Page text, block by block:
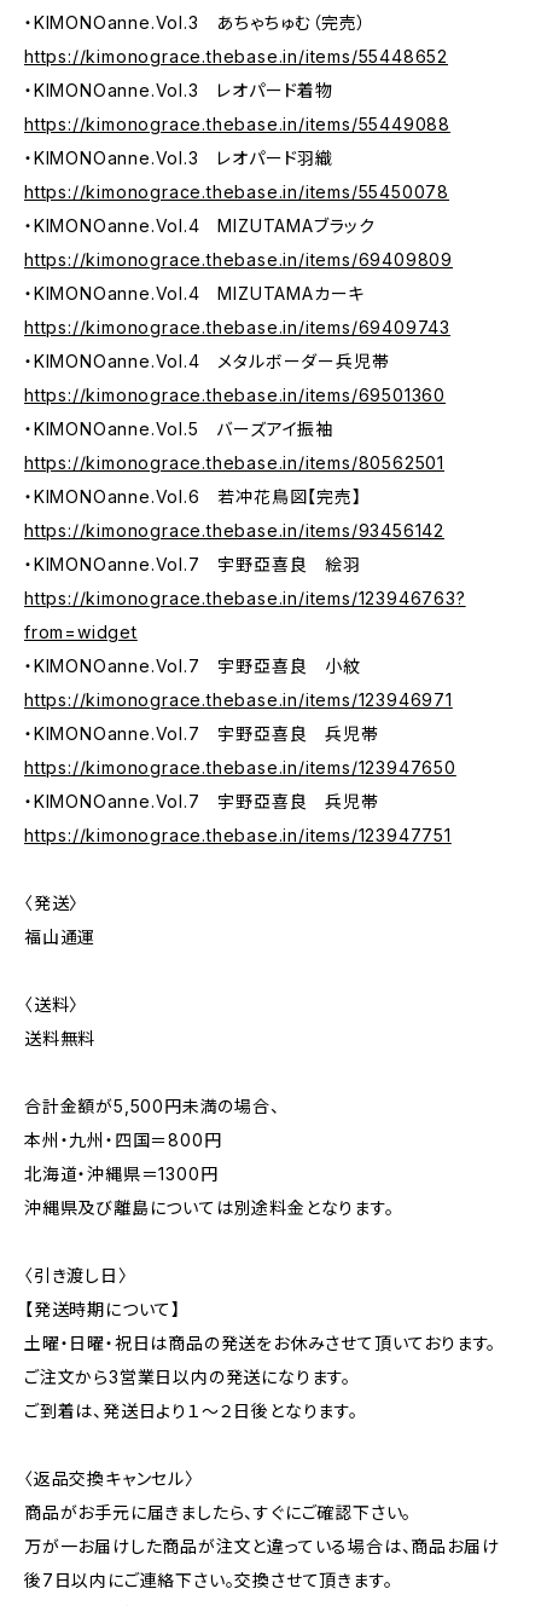
・KIMONOanne.Vol.3 あちゃちゅむ（完売）
https://kimonograce.thebase.in/items/55448652
・KIMONOanne.Vol.3 レオパード着物
https://kimonograce.thebase.in/items/55449088
・KIMONOanne.Vol.3 レオパード羽織
https://kimonograce.thebase.in/items/55450078
・KIMONOanne.Vol.4 MIZUTAMAブラック
https://kimonograce.thebase.in/items/69409809
・KIMONOanne.Vol.4 MIZUTAMAカーキ
https://kimonograce.thebase.in/items/69409743
・KIMONOanne.Vol.4 メタルボーダー兵児帯
https://kimonograce.thebase.in/items/69501360
・KIMONOanne.Vol.5 バーズアイ振袖
https://kimonograce.thebase.in/items/80562501
・KIMONOanne.Vol.6 若冲花鳥図【完売】
https://kimonograce.thebase.in/items/93456142
・KIMONOanne.Vol.7 宇野亞喜良 絵羽
https://kimonograce.thebase.in/items/123946763?
from=widget
・KIMONOanne.Vol.7 宇野亞喜良 小紋
https://kimonograce.thebase.in/items/123946971
・KIMONOanne.Vol.7 宇野亞喜良 兵児帯
https://kimonograce.thebase.in/items/123947650
・KIMONOanne.Vol.7 宇野亞喜良 兵児帯
https://kimonograce.thebase.in/items/123947751
〈発送〉
福山通運
〈送料〉
送料無料
合計金額が5,500円未満の場合、
本州・九州・四国＝800円
北海道・沖縄県＝1300円
沖縄県及び離島については別途料金となります。
〈引き渡し日〉
【発送時期について】
土曜・日曜・祝日は商品の発送をお休みさせて頂いております。
ご注文から3営業日以内の発送になります。
ご到着は、発送日より１～２日後となります。
〈返品交換キャンセル〉
商品がお手元に届きましたら、すぐにご確認下さい。
万が一お届けした商品が注文と違っている場合は、商品お届け
後7日以内にご連絡下さい。交換させて頂きます。